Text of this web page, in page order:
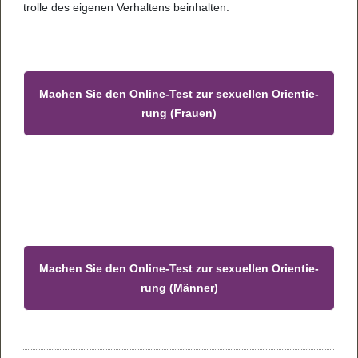
trolle des eige­nen Ver­hal­tens bein­hal­ten.
Machen Sie den Online-Test zur sexu­el­len Ori­en­tie­
rung (Frauen)
Machen Sie den Online-Test zur sexu­el­len Ori­en­tie­
rung (Män­ner)